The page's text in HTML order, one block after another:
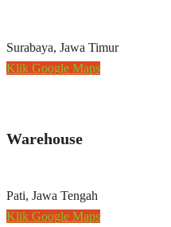
Surabaya, Jawa Timur
Klik Google Maps
Warehouse
Pati, Jawa Tengah
Klik Google Maps